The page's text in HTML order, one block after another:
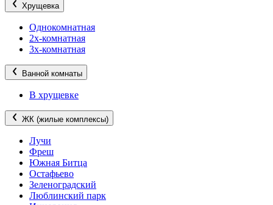
Хрущевка
Однокомнатная
2х-комнатная
3х-комнатная
Ванной комнаты
В хрущевке
ЖК (жилые комплексы)
Лучи
Фреш
Южная Битца
Остафьево
Зеленоградский
Люблинский парк